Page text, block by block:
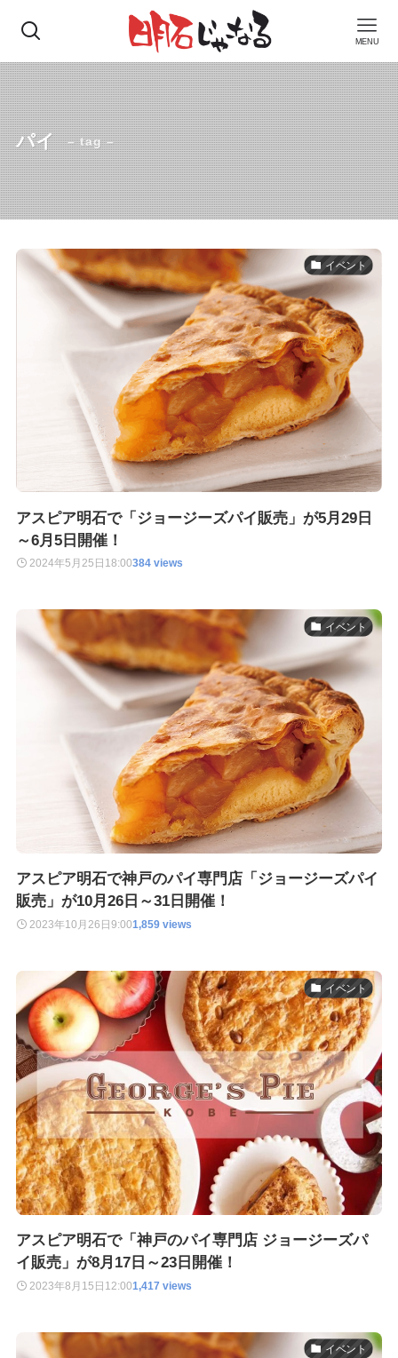
MENU
パイ – tag –
イベント
アスピア明石で「ジョージーズパイ販売」が5月29日
～6月5日開催！
2024年5月25日 18:00384 views
イベント
アスピア明石で神戸のパイ専門店「ジョージーズパイ
販売」が10月26日～31日開催！
2023年10月26日9:001,859 views
イベント
アスピア明石で「神戸のパイ専門店 ジョージーズパ
イ販売」が8月17日～23日開催！
2023年8月15日 12:001,417 views
イベント